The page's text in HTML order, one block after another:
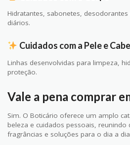
Hidratantes, sabonetes,
diários.
Cuidados com a Pele e
Linhas desenvolvidas para limpeza,
proteção.
Vale a pena comprar
Sim. O Boticário oferece um amplo
beleza e cuidados pessoais, reunindo
fragrâncias e soluções para o dia a